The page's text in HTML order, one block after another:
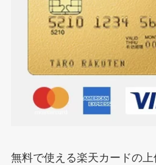
無料で使える楽天カードの